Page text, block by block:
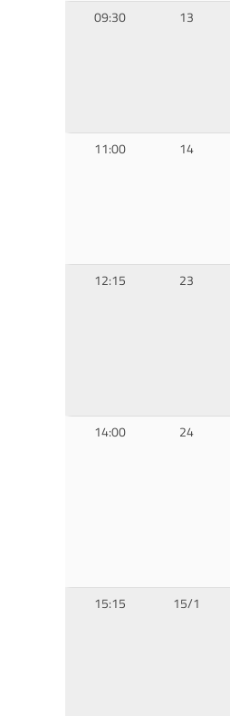
09:30 13
11:00 14
12:15 23
14:00 24
15:15 15/1